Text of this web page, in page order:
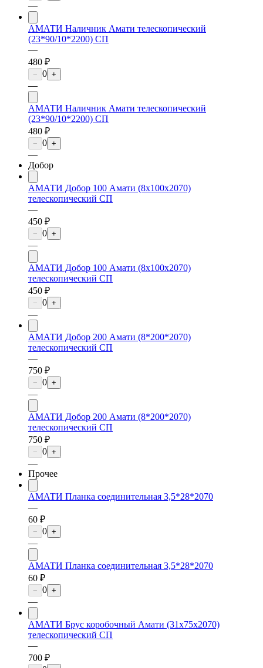
—
АМАТИ Наличник Амати телескопический
(23*90/10*2200) СП
—
480 ₽
− 0 +
—
АМАТИ Наличник Амати телескопический
(23*90/10*2200) СП
480 ₽
− 0 +
—
Добор
АМАТИ Добор 100 Амати (8х100х2070)
телескопический СП
—
450 ₽
− 0 +
—
АМАТИ Добор 100 Амати (8х100х2070)
телескопический СП
450 ₽
− 0 +
—
АМАТИ Добор 200 Амати (8*200*2070)
телескопический СП
—
750 ₽
− 0 +
—
АМАТИ Добор 200 Амати (8*200*2070)
телескопический СП
750 ₽
− 0 +
—
Прочее
АМАТИ Планка соединительная 3,5*28*2070
—
60 ₽
− 0 +
—
АМАТИ Планка соединительная 3,5*28*2070
60 ₽
− 0 +
—
АМАТИ Брус коробочный Амати (31х75х2070)
телескопический СП
—
700 ₽